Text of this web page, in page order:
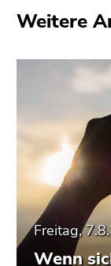
Weitere
Freitag,
Wenn